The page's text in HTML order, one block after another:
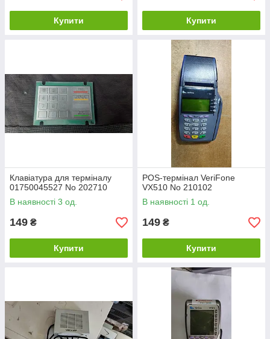
Купити Купити
Клавіатура для терміналу
01750045527 No 202710
В наявності 3 од.
149 ₴
Купити
POS-термінал VeriFone
VX510 No 210102
В наявності 1 од.
149 ₴
Купити